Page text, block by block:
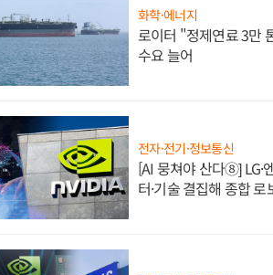
화학·에너지
로이터 "정제연료 3만
수요 늘어
전자·전기·정보통신
[AI 뭉쳐야 산다⑧] LG·
터·기술 결집해 종합